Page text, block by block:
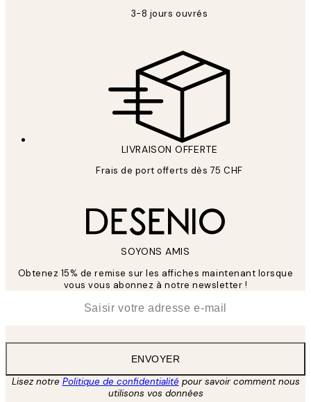
3-8 jours ouvrés
LIVRAISON OFFERTE
Frais de port offerts dès 75 CHF
SOYONS AMIS
Obtenez 15% de remise sur les affiches maintenant lorsque
vous vous abonnez à notre newsletter !
ENVOYER
Lisez notre Politique de confidentialitépour savoir comment nous
utilisons vos données